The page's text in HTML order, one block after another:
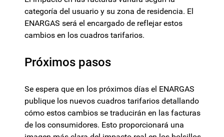
categoría del usuario y su zona de residencia. El
ENARGAS será el encargado de reflejar estos
cambios en los cuadros tarifarios.
Próximos pasos
Se espera que en los próximos días el ENARGAS
publique los nuevos cuadros tarifarios detallando
cómo estos cambios se traducirán en las facturas
de los consumidores. Esto proporcionará una